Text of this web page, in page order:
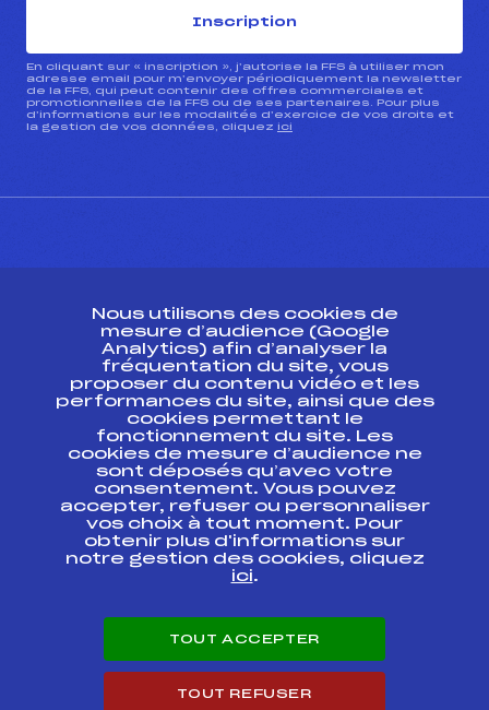
Inscription
En cliquant sur « inscription », j’autorise la FFS à utiliser mon
adresse email pour m’envoyer périodiquement la newsletter
de la FFS, qui peut contenir des offres commerciales et
promotionnelles de la FFS ou de ses partenaires. Pour plus
d’informations sur les modalités d’exercice de vos droits et
la gestion de vos données, cliquez ici
Ressources
Pass’Neige
Projet sportif fédéral
Projet de performance fédéral
Antidopage
Pôle Développement, Formation, Suivi
Scientifique
Listes ministérielles
Pôle vie de l’athlète
Enseignement professionnel
Carrières
Nous utilisons des cookies de
mesure d’audience (Google
Analytics) afin d’analyser la
fréquentation du site, vous
proposer du contenu vidéo et les
performances du site, ainsi que des
cookies permettant le
fonctionnement du site. Les
cookies de mesure d’audience ne
sont déposés qu’avec votre
consentement. Vous pouvez
accepter, refuser ou personnaliser
vos choix à tout moment. Pour
obtenir plus d'informations sur
notre gestion des cookies, cliquez
ici.
TOUT ACCEPTER
TOUT REFUSER